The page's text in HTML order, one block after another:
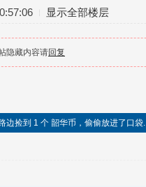
显示全部楼层
隐藏内容请回复
边捡到 1 个 韶华币，偷偷放进了口袋.